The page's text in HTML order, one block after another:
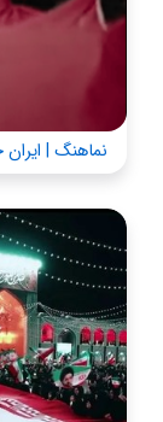
نماهنگ | ایران